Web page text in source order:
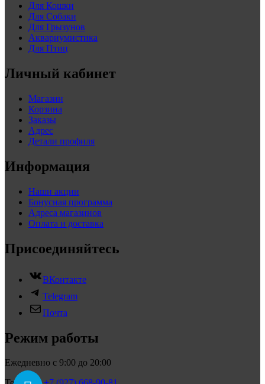
Для Кошки
Для Собаки
Для Грызунов
Аквариумистика
Для Птиц
Личный кабинет
Магазин
Корзина
Заказы
Адрес
Детали профиля
Информация
Наши акции
Бонусная программа
Адреса магазинов
Оплата и доставка
Присоединяйтесь
ВКонтакте
Telegram
Почта
Режим работы
Ежедневно с 9:00 до 20:00